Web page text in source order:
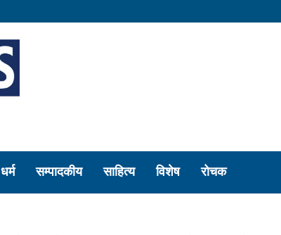
धर्म सम्पादकीय साहित्य विशेष रोचक